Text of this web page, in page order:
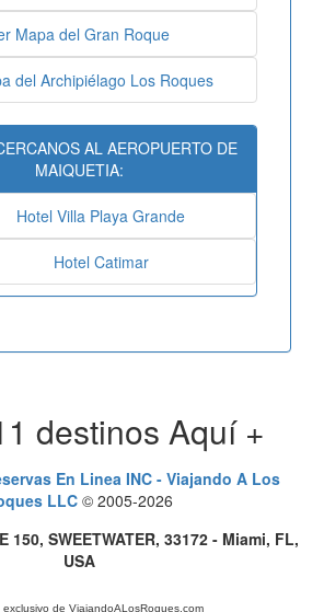
Mapa del Gran Roque
del Archipiélago Los Roques
AL AEROPUERTO DE
MAIQUETIA:
Hotel Villa Playa Grande
Hotel Catimar
destinos Aquí +
En Linea INC - Viajando A Los
LLC © 2005-2026
150, SWEETWATER, 33172 - Miami, FL,
USA
de ViajandoALosRoques.com